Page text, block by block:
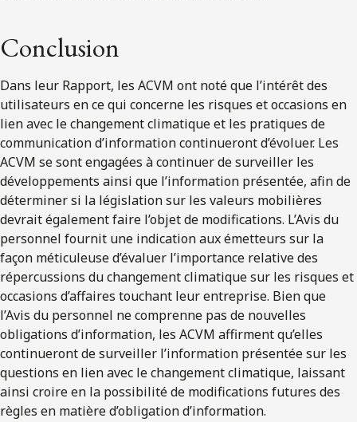
Conclusion
Dans leur Rapport, les ACVM ont noté que l’intérêt des
utilisateurs en ce qui concerne les risques et occasions en
lien avec le changement climatique et les pratiques de
communication d’information continueront d’évoluer. Les
ACVM se sont engagées à continuer de surveiller les
développements ainsi que l’information présentée, afin de
déterminer si la législation sur les valeurs mobilières
devrait également faire l’objet de modifications. L’Avis du
personnel fournit une indication aux émetteurs sur la
façon méticuleuse d’évaluer l’importance relative des
répercussions du changement climatique sur les risques et
occasions d’affaires touchant leur entreprise. Bien que
l’Avis du personnel ne comprenne pas de nouvelles
obligations d’information, les ACVM affirment qu’elles
continueront de surveiller l’information présentée sur les
questions en lien avec le changement climatique, laissant
ainsi croire en la possibilité de modifications futures des
règles en matière d’obligation d’information.